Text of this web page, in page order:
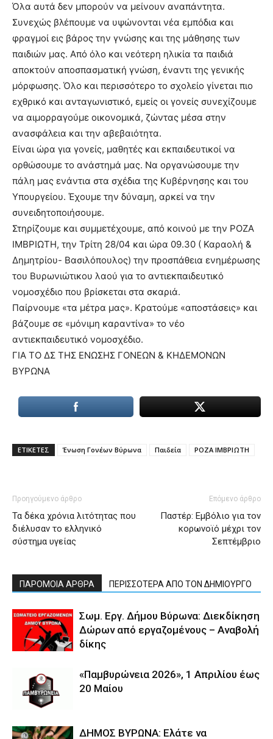
Όλα αυτά δεν μπορούν να μείνουν αναπάντητα.
Συνεχώς βλέπουμε να υψώνονται νέα εμπόδια και
φραγμοί εις βάρος την γνώσης και της μάθησης των
παιδιών μας. Από όλο και νεότερη ηλικία τα παιδιά
αποκτούν αποσπασματική γνώση, έναντι της γενικής
μόρφωσης. Όλο και περισσότερο το σχολείο γίνεται πιο
εχθρικό και ανταγωνιστικό, εμείς οι γονείς συνεχίζουμε
να αιμορραγούμε οικονομικά, ζώντας μέσα στην
ανασφάλεια και την αβεβαιότητα.
Είναι ώρα για γονείς, μαθητές και εκπαιδευτικοί να
ορθώσουμε το ανάστημά μας. Να οργανώσουμε την
πάλη μας ενάντια στα σχέδια της Κυβέρνησης και του
Υπουργείου. Έχουμε την δύναμη, αρκεί να την
συνειδητοποιήσουμε.
Στηρίζουμε και συμμετέχουμε, από κοινού με την ΡΟΖΑ
ΙΜΒΡΙΩΤΗ, την Τρίτη 28/04 και ώρα 09.30 ( Καραολή &
Δημητρίου- Βασιλόπουλος) την προσπάθεια ενημέρωσης
του Βυρωνιώτικου λαού για το αντιεκπαιδευτικό
νομοσχέδιο που βρίσκεται στα σκαριά.
Παίρνουμε «τα μέτρα μας». Κρατούμε «αποστάσεις» και
βάζουμε σε «μόνιμη καραντίνα» το νέο
αντιεκπαιδευτικό νομοσχέδιο.
ΓΙΑ ΤΟ ΔΣ ΤΗΣ ΕΝΩΣΗΣ ΓΟΝΕΩΝ & ΚΗΔΕΜΟΝΩΝ
ΒΥΡΩΝΑ
ΕΤΙΚΕΤΕΣ Ένωση Γονέων Βύρωνα Παιδεία ΡΟΖΑ ΙΜΒΡΙΩΤΗ
Προηγούμενο άρθρο
Τα δέκα χρόνια λιτότητας που
διέλυσαν το ελληνικό
σύστημα υγείας
Επόμενο άρθρο
Παστέρ: Εμβόλιο για τον
κορωνοϊό μέχρι τον
Σεπτέμβριο
ΠΑΡΟΜΟΙΑ ΑΡΘΡΑ ΠΕΡΙΣΣΟΤΕΡΑ ΑΠΟ ΤΟΝ ΔΗΜΙΟΥΡΓΟ
Σωμ. Εργ. Δήμου Βύρωνα: Διεκδίκηση
Δώρων από εργαζομένους – Αναβολή
δίκης
«Παμβυρώνεια 2026», 1 Απριλίου έως
20 Μαίου
ΔΗΜΟΣ ΒΥΡΩΝΑ: Ελάτε να